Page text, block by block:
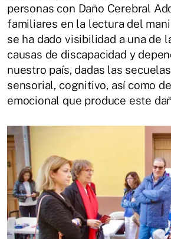
personas con Daño Cerebral
familiares en la lectura del
se ha dado visibilidad a una de
causas de discapacidad y
nuestro país, dadas las
sensorial, cognitivo, así como
emocional que produce este